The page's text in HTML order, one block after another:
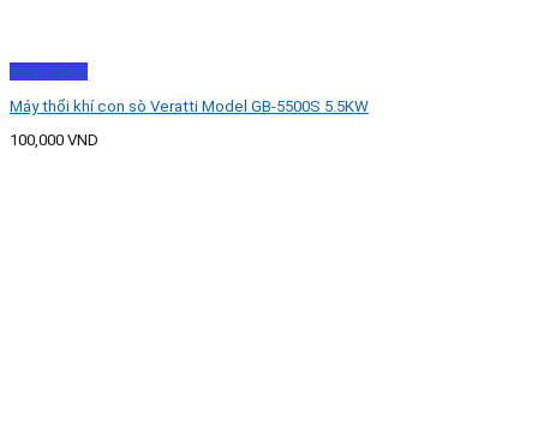
Xem nhanh
Máy thổi khí con sò Veratti Model GB-5500S 5.5KW
100,000 VND